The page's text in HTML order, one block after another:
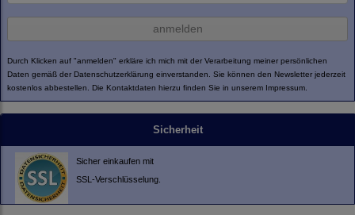
anmelden
Durch Klicken auf "anmelden" erkläre ich mich mit der Verarbeitung meiner persönlichen
Daten gemäß der Datenschutzerklärung einverstanden. Sie können den Newsletter jederzeit
kostenlos abbestellen. Die Kontaktdaten hierzu finden Sie in unserem Impressum.
Sicherheit
Sicher einkaufen mit
SSL-Verschlüsselung.